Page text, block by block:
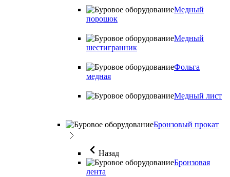
Медный
порошок
Медный
шестигранник
Фольга
медная
Медный лист
Бронзовый прокат
Назад
Бронзовая
лента